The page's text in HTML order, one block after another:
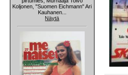
Koljonen, "Suomen Eichmann" Ari
Kauhanen...
Näytä